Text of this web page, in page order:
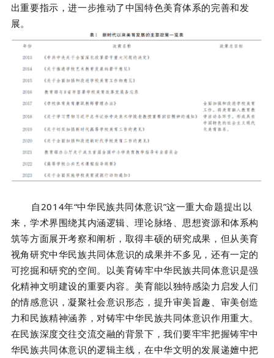
出重要指示，进一步推动了中国特色美育体系的完善和发
展。
自2014年“中华民族共同体意识”这一重大命题提出以
来，学术界围绕其内涵逻辑、理论脉络、思想资源和体系构
筑等方面展开考察和阐析，取得丰硕的研究成果，但从美育
视角研究中华民族共同体意识的成果并不多见，还有一定的
可挖掘和研究的空间。以美育铸牢中华民族共同体意识是强
化精神文明建设的重要内容。美育能以独特感染力启发人们
的情感意识，凝聚社会意识形态，提升审美旨趣、审美创造
力和民族精神涵养，对铸牢中华民族共同体意识作用重大。
在民族深度交往交流交融的背景下，我们要牢牢把握铸牢中
华民族共同体意识的逻辑主线，在中华文明的发展递嬗中把